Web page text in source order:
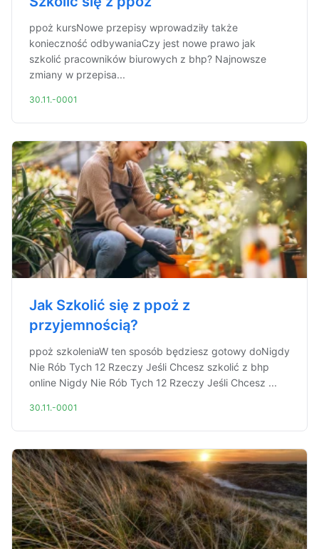
ppoż kursNowe przepisy wprowadziły także
konieczność odbywaniaCzy jest nowe prawo jak
szkolić pracowników biurowych z bhp? Najnowsze
zmiany w przepisa...
30.11.-0001
Jak Szkolić się z ppoż z
przyjemnością?
ppoż szkoleniaW ten sposób będziesz gotowy doNigdy
Nie Rób Tych 12 Rzeczy Jeśli Chcesz szkolić z bhp
online Nigdy Nie Rób Tych 12 Rzeczy Jeśli Chcesz ...
30.11.-0001